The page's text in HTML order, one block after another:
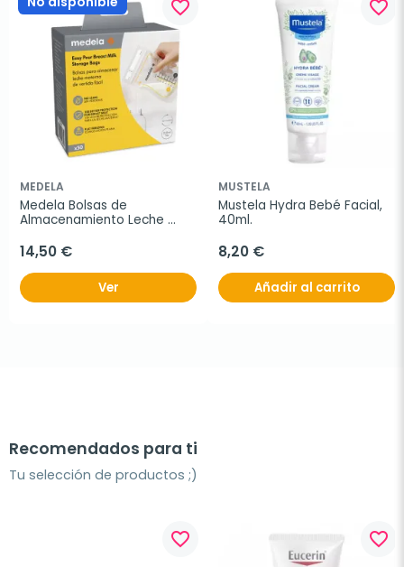
favorite_border
MEDELA
Medela Bolsas de
Almacenamiento Leche
unidades
14,50 €
Ver
favorite_border
MUSTELA
Mustela Hydra Bebé Facial,
40ml.
8,20 €
Añadir al carrito
Recomendados para ti
Tu selección de productos ;)
favorite_border favorite_border